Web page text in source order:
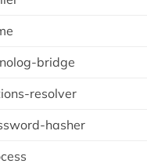
bridge
resolver
hasher